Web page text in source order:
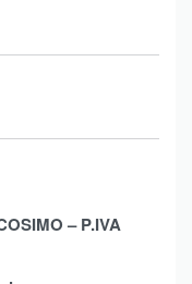
– P.IVA